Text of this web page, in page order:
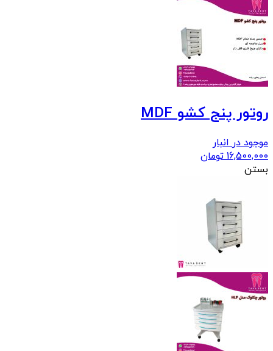
روتور پنج کشو MDF
موجود در انبار
16,500,000 تومان
بستن